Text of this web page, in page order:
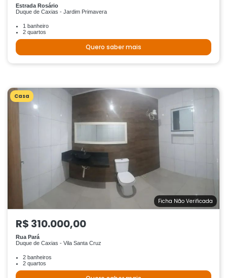
Estrada Rosário
Duque de Caxias - Jardim Primavera
1 banheiro
2 quartos
Quero saber mais
Casa
Ficha Não Verificada
R$ 310.000,00
Rua Pará
Duque de Caxias - Vila Santa Cruz
2 banheiros
2 quartos